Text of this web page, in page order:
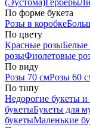
(Эустома)Герберы
По форме букета
Розы в коробке
По цвету
Красные розыБелые
розыФиолетовые
По виду
Розы 70 смРозы 60
По типу
Недорогие букеты
букетыБукеты для
букетыМаленькие